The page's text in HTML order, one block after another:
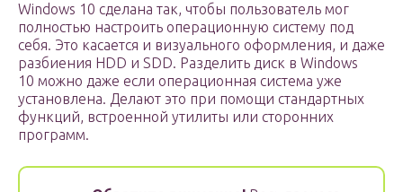
Windows 10 сделана так, чтобы пользователь мог
полностью настроить операционную систему под
себя. Это касается и визуального оформления, и даже
разбиения HDD и SDD. Разделить диск в Windows
10 можно даже если операционная система уже
установлена. Делают это при помощи стандартных
функций, встроенной утилиты или сторонних
программ.